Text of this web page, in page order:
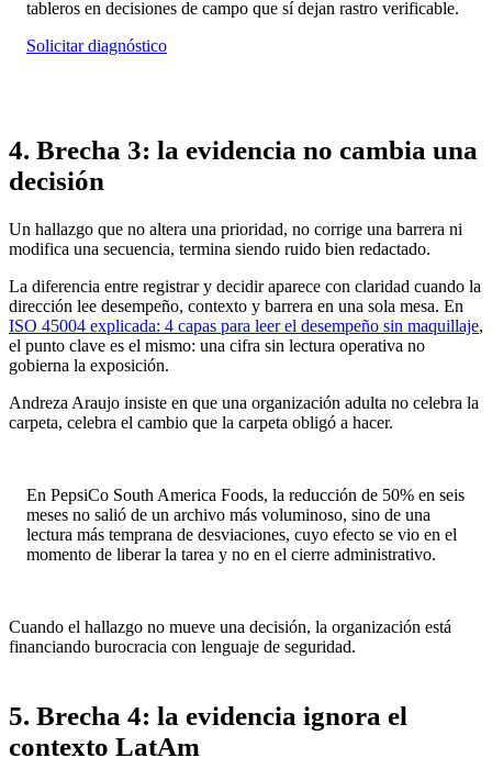
tableros en decisiones de campo que sí dejan rastro verificable.
Solicitar diagnóstico
4. Brecha 3: la evidencia no cambia una
decisión
Un hallazgo que no altera una prioridad, no corrige una barrera ni
modifica una secuencia, termina siendo ruido bien redactado.
La diferencia entre registrar y decidir aparece con claridad cuando la
dirección lee desempeño, contexto y barrera en una sola mesa. En
ISO 45004 explicada: 4 capas para leer el desempeño sin maquillaje,
el punto clave es el mismo: una cifra sin lectura operativa no
gobierna la exposición.
Andreza Araujo insiste en que una organización adulta no celebra la
carpeta, celebra el cambio que la carpeta obligó a hacer.
En PepsiCo South America Foods, la reducción de 50% en seis
meses no salió de un archivo más voluminoso, sino de una
lectura más temprana de desviaciones, cuyo efecto se vio en el
momento de liberar la tarea y no en el cierre administrativo.
Cuando el hallazgo no mueve una decisión, la organización está
financiando burocracia con lenguaje de seguridad.
5. Brecha 4: la evidencia ignora el
contexto LatAm